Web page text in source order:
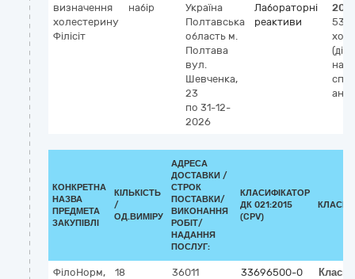
визначення
холестерину
Філісіт
набір
Україна
Полтавська
область м.
Полтава
вул.
Шевченка,
23
по 31-12-
2026
Лабораторні
реактиви
КОНКРЕТНА
НАЗВА
ПРЕДМЕТА
ЗАКУПІВЛІ
КІЛЬКІСТЬ
/
ОД.ВИМІРУ
АДРЕСА
ДОСТАВКИ /
СТРОК
ПОСТАВКИ/
ВИКОНАННЯ
РОБІТ/
НАДАННЯ
ПОСЛУГ:
КЛАСИФІКАТОР
ДК 021:2015
(CPV)
ФілоНорм,
18
36011
33696500-0